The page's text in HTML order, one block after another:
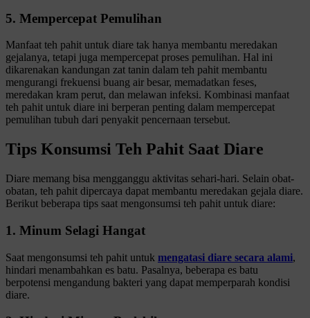
5. Mempercepat Pemulihan
Manfaat teh pahit untuk diare tak hanya membantu meredakan
gejalanya, tetapi juga mempercepat proses pemulihan. Hal ini
dikarenakan kandungan zat tanin dalam teh pahit membantu
mengurangi frekuensi buang air besar, memadatkan feses,
meredakan kram perut, dan melawan infeksi. Kombinasi manfaat
teh pahit untuk diare ini berperan penting dalam mempercepat
pemulihan tubuh dari penyakit pencernaan tersebut.
Tips Konsumsi Teh Pahit Saat Diare
Diare memang bisa mengganggu aktivitas sehari-hari. Selain obat-
obatan, teh pahit dipercaya dapat membantu meredakan gejala diare.
Berikut beberapa tips saat mengonsumsi teh pahit untuk diare:
1. Minum Selagi Hangat
Saat mengonsumsi teh pahit untuk mengatasi diare secara alami,
hindari menambahkan es batu. Pasalnya, beberapa es batu
berpotensi mengandung bakteri yang dapat memperparah kondisi
diare.